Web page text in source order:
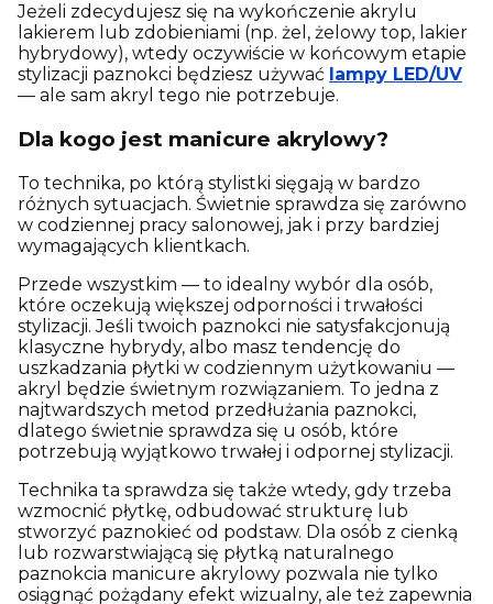
Jeżeli zdecydujesz się na wykończenie akrylu
lakierem lub zdobieniami (np. żel, żelowy top, lakier
hybrydowy), wtedy oczywiście w końcowym etapie
stylizacji paznokci będziesz używać lampy LED/UV
— ale sam akryl tego nie potrzebuje.
Dla kogo jest manicure akrylowy?
To technika, po którą stylistki sięgają w bardzo
różnych sytuacjach. Świetnie sprawdza się zarówno
w codziennej pracy salonowej, jak i przy bardziej
wymagających klientkach.
Przede wszystkim — to idealny wybór dla osób,
które oczekują większej odporności i trwałości
stylizacji. Jeśli twoich paznokci nie satysfakcjonują
klasyczne hybrydy, albo masz tendencję do
uszkadzania płytki w codziennym użytkowaniu —
akryl będzie świetnym rozwiązaniem. To jedna z
najtwardszych metod przedłużania paznokci,
dlatego świetnie sprawdza się u osób, które
potrzebują wyjątkowo trwałej i odpornej stylizacji.
Technika ta sprawdza się także wtedy, gdy trzeba
wzmocnić płytkę, odbudować strukturę lub
stworzyć paznokieć od podstaw. Dla osób z cienką
lub rozwarstwiającą się płytką naturalnego
paznokcia manicure akrylowy pozwala nie tylko
osiągnąć pożądany efekt wizualny, ale też zapewnia